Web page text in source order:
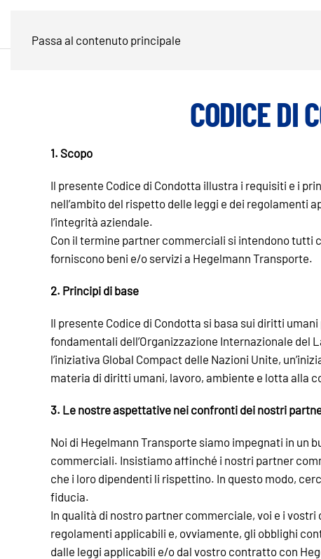
Passa al contenuto principale
CODICE DI
1. Scopo
Il presente Codice di Condotta illustra i requisiti e i
nell’ambito del rispetto delle leggi e dei regolamenti
l’integrità aziendale.
Con il termine partner commerciali si intendono tutti
forniscono beni e/o servizi a Hegelmann Transporte.
2. Principi di base
Il presente Codice di Condotta si basa sui diritti
fondamentali dell’Organizzazione Internazionale del
l’iniziativa Global Compact delle Nazioni Unite,
materia di diritti umani, lavoro, ambiente e lotta alla
3. Le nostre aspettative nei confronti dei nostri
Noi di Hegelmann Transporte siamo impegnati in un
commerciali. Insistiamo affinché i nostri partner
che i loro dipendenti li rispettino. In questo modo,
fiducia.
In qualità di nostro partner commerciale, voi e i
regolamenti applicabili e, ovviamente, gli obblighi
dalle leggi applicabili e/o dal vostro contratto con